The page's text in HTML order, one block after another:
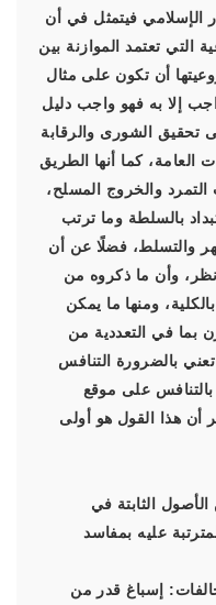
الإسلامي فيتمثل في أن
التي تعتمد الموازنة بين
أن تكون على مثال
إلا به فهو واجب دليل
تحقيق الشورى والرقابة
كما أنها الطريق
والخروج المسلح،
بالسلطة وما ترتب
والتسلط، فضلًا عن أن
نظر، وأن ما ذكروه من
ومنها ما يمكن
بما في التعددية من
تعني بالضرورة التنافس
على موقع
أن هذا القول هو أولى
الثابتة في
عليه بمفاسد
إسباغ قدر من